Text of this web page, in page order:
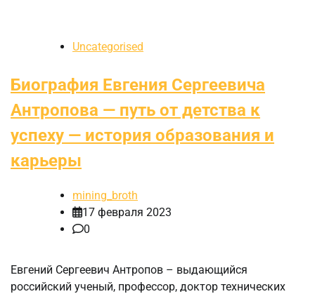
Uncategorised
Биография Евгения Сергеевича
Антропова — путь от детства к
успеху — история образования и
карьеры
mining_broth
17 февраля 2023
0
Евгений Сергеевич Антропов – выдающийся
российский ученый, профессор, доктор технических